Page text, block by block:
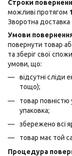
Строки
можливі протягом
Зворотна доставка
Умови
повернути товар
та зберіг свої
умови, що:
відсутні сліди
тощо);
товар
упаковка;
збережено всі
товар має той
Процедура